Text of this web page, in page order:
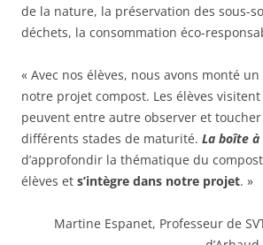
de la nature, la préservation des sous-
déchets, la consommation éco-
« Avec nos élèves, nous avons monté
notre projet compost. Les élèves
peuvent entre autre observer et
différents stades de maturité. La boîte
d’approfondir la thématique du
élèves et s’intègre dans notre projet. »
Martine Espanet, Professeur de